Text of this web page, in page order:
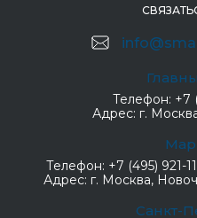
Телефон: +7
Адрес: г.
Телефон: +7 (495) 921-
Адрес: г. Москва,
Санкт-